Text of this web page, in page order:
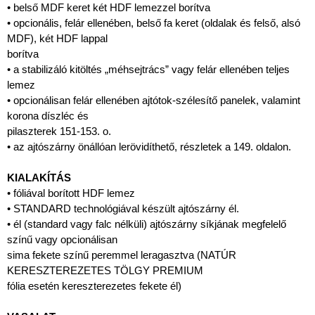
• belső MDF keret két HDF lemezzel borítva
• opcionális, felár ellenében, belső fa keret (oldalak és felső, alsó
MDF), két HDF lappal
borítva
• a stabilizáló kitöltés „méhsejtrács” vagy felár ellenében teljes
lemez
• opcionálisan felár ellenében ajtótok-szélesítő panelek, valamint
korona díszléc és
pilaszterek 151-153. o.
• az ajtószárny önállóan lerövidíthető, részletek a 149. oldalon.
KIALAKÍTÁS
• fóliával borított HDF lemez
• STANDARD technológiával készült ajtószárny él.
• él (standard vagy falc nélküli) ajtószárny síkjának megfelelő
színű vagy opcionálisan
sima fekete színű peremmel leragasztva (NATÚR
KERESZTEREZETES TÖLGY PREMIUM
fólia esetén kereszterezetes fekete él)